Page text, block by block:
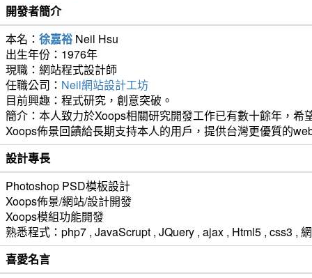
開發者簡介
本名： 徐嘉裕 Neil Hsu
出生年份：1976年
現職：網站程式設計師
任職公司： Neil網站設計工坊
目前興趣：程式研究，創意突破。
簡介：本人致力於Xoops相關研究開發工作已有數十餘年，
Xoops佈景回饋給長期支持本人的用戶，提供台灣更優質的
設計專長
Photoshop PSD模板設計
Xoops佈景/網站/設計開發
Xoops模組功能開發
熟悉程式：php7 , JavaScrupt , JQuery , ajax , Html5 , css3 ,
喜愛名言